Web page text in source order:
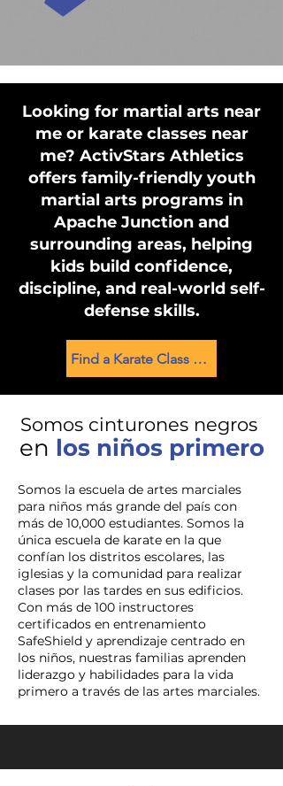
Looking for martial arts near
me or karate classes near
me? ActivStars Athletics
offers family-friendly youth
martial arts programs in
Apache Junction and
surrounding areas, helping
kids build confidence,
discipline, and real-world self-
defense skills.
Find a Karate Class Near You
Somos cinturones negros
en los niños primero
Somos la escuela de artes marciales
para niños más grande del país con
más de 10,000 estudiantes. Somos la
única escuela de karate en la que
confían los distritos escolares, las
iglesias y la comunidad para realizar
clases por las tardes en sus edificios.
Con más de 100 instructores
certificados en entrenamiento
SafeShield y aprendizaje centrado en
los niños, nuestras familias aprenden
liderazgo y habilidades para la vida
primero a través de las artes marciales.